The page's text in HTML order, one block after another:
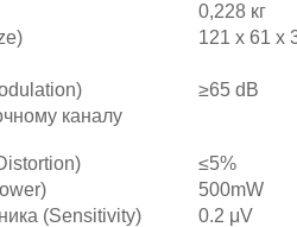
0,228 кг
121 x 61 x
≥65 dB
каналу
≤5%
500mW
(Sensitivity)
0.2 μV